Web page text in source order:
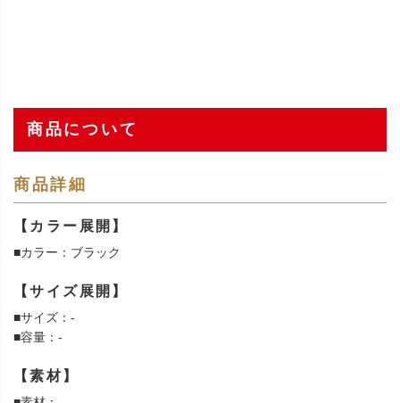
商品について
商品詳細
【カラー展開】
■カラー：ブラック
【サイズ展開】
■サイズ：-
■容量：-
【素材】